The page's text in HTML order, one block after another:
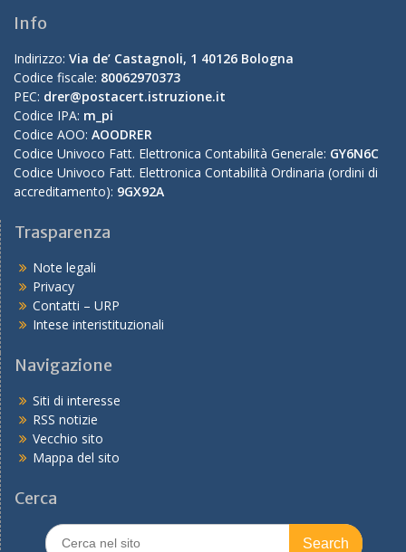
Info
Indirizzo: Via de’ Castagnoli, 1 40126 Bologna
Codice fiscale: 80062970373
PEC: drer@postacert.istruzione.it
Codice IPA: m_pi
Codice AOO: AOODRER
Codice Univoco Fatt. Elettronica Contabilità Generale: GY6N6C
Codice Univoco Fatt. Elettronica Contabilità Ordinaria (ordini di
accreditamento): 9GX92A
Trasparenza
Note legali
Privacy
Contatti – URP
Intese interistituzionali
Navigazione
Siti di interesse
RSS notizie
Vecchio sito
Mappa del sito
Cerca
Search